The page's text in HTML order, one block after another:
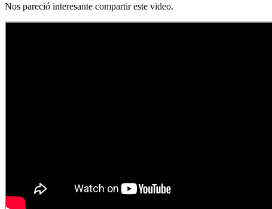
Nos pareció interesante compartir este video.